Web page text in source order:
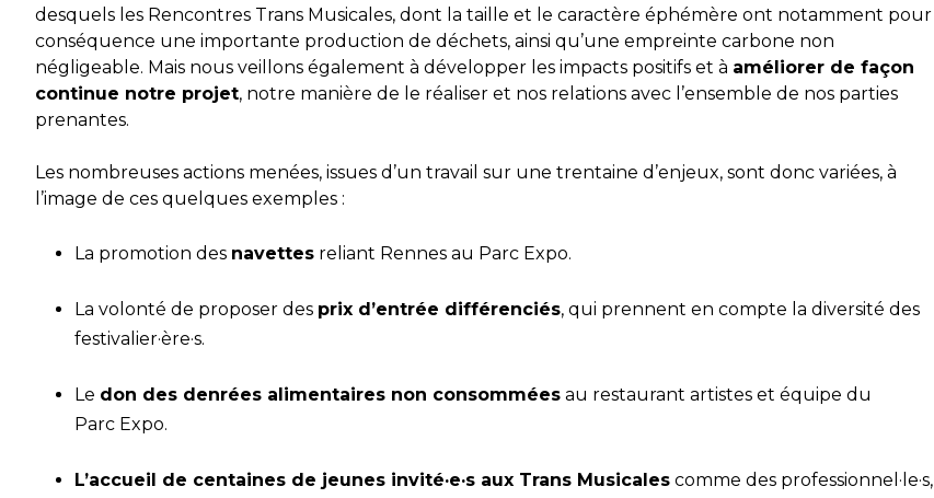
desquels les Rencontres Trans Musicales, dont la taille et le caractère éphémère ont notamment pour
conséquence une importante production de déchets, ainsi qu’une empreinte carbone non
négligeable. Mais nous veillons également à développer les impacts positifs et à améliorer de façon
continue notre projet, notre manière de le réaliser et nos relations avec l’ensemble de nos parties
prenantes.
Les nombreuses actions menées, issues d’un travail sur une trentaine d’enjeux, sont donc variées, à
l’image de ces quelques exemples :
La promotion des navettes reliant Rennes au Parc Expo.
La volonté de proposer des prix d’entrée différenciés, qui prennent en compte la diversité des
festivalier·ère·s.
Le don des denrées alimentaires non consommées au restaurant artistes et équipe du
Parc Expo.
L’accueil de centaines de jeunes invité·e·s aux Trans Musicales comme des professionnel·le·s,